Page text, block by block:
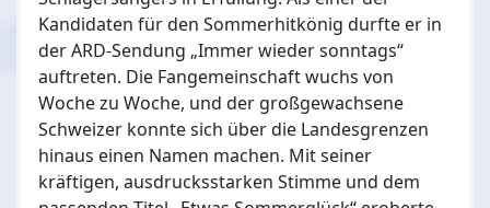
Kandidaten für den Sommerhitkönig durfte er in
der ARD-Sendung „Immer wieder sonntags“
auftreten. Die Fangemeinschaft wuchs von
Woche zu Woche, und der großgewachsene
Schweizer konnte sich über die Landesgrenzen
hinaus einen Namen machen. Mit seiner
kräftigen, ausdrucksstarken Stimme und dem